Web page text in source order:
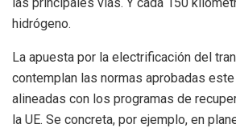
hidrógeno.
La apuesta por la electrificación del
contemplan las normas aprobadas
alineadas con los programas de
la UE. Se concreta, por ejemplo, en